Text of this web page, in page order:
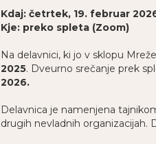
Kdaj: četrtek, 19. februar
Kje: preko spleta (Zoom)
Na delavnici, ki jo v sklopu
2025. Dveurno srečanje prek
2026.
Delavnica je namenjena
drugih nevladnih organizacijah.